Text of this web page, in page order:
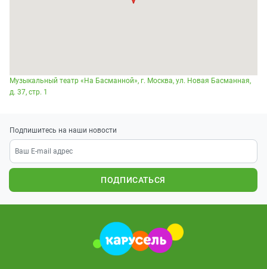
Музыкальный театр «На Басманной», г. Москва, ул. Новая Басманная,
д. 37, стр. 1
Подпишитесь на наши новости
ПОДПИСАТЬСЯ